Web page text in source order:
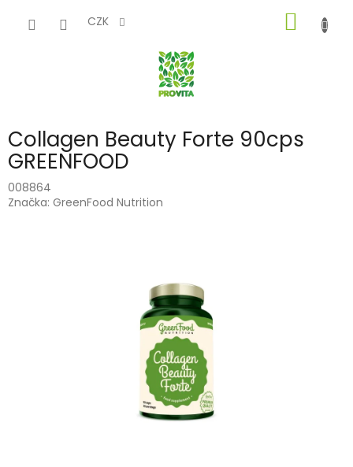
CZK
KOŠÍK
Collagen Beauty Forte 90cps
GREENFOOD
008864
Značka: GreenFood Nutrition